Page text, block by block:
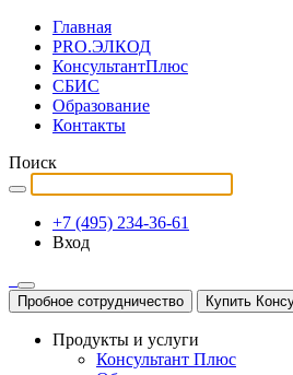
Главная
PRO.ЭЛКОД
КонсультантПлюс
СБИС
Образование
Контакты
Поиск
+7 (495) 234-36-61
Вход
Пробное сотрудничество Купить
Продукты и услуги
Консультант Плюс